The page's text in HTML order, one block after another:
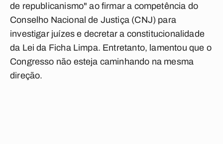
de republicanismo" ao firmar a competência do
Conselho Nacional de Justiça (CNJ) para
investigar juízes e decretar a constitucionalidade
da Lei da Ficha Limpa. Entretanto, lamentou que o
Congresso não esteja caminhando na mesma
direção.